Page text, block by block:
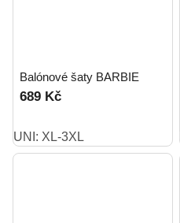
Balónové šaty BARBIE
689 Kč
UNI: XL-3XL